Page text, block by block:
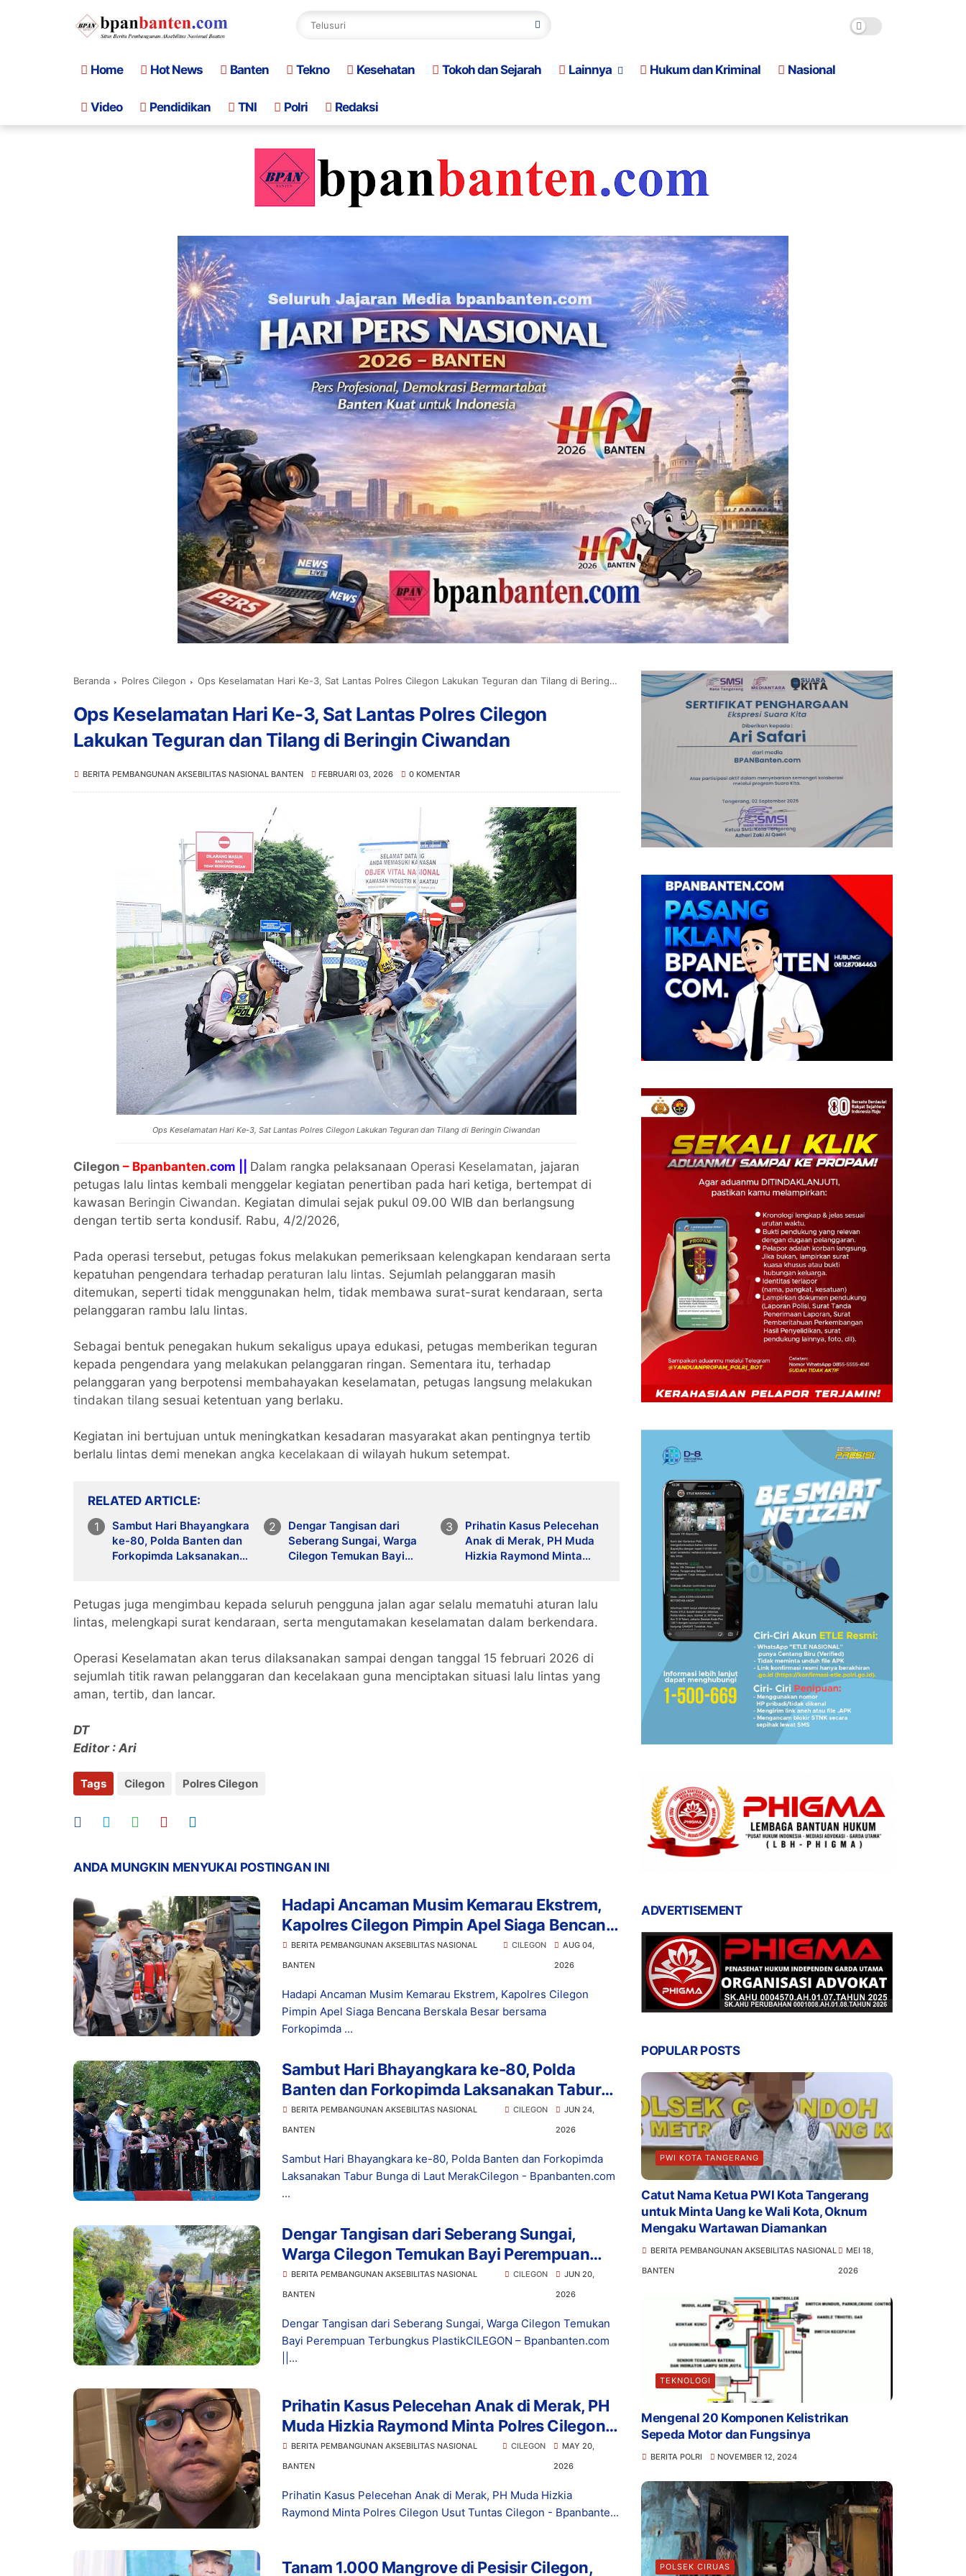
Home Hot News Banten Tekno Kesehatan Tokoh dan Sejarah Lainnya Hukum dan Kriminal Nasional
Video Pendidikan TNI Polri Redaksi
Beranda Polres Cilegon Ops Keselamatan Hari Ke-3, Sat Lantas Polres Cilegon Lakukan Teguran dan Tilang di Beringin Ciwandan
Ops Keselamatan Hari Ke-3, Sat Lantas Polres Cilegon
Lakukan Teguran dan Tilang di Beringin Ciwandan
BERITA PEMBANGUNAN AKSEBILITAS NASIONAL BANTEN FEBRUARI 03, 2026 0 KOMENTAR
Ops Keselamatan Hari Ke-3, Sat Lantas Polres Cilegon Lakukan Teguran dan Tilang di Beringin Ciwandan
Cilegon – Bpanbanten.com || Dalam rangka pelaksanaan Operasi Keselamatan, jajaran
petugas lalu lintas kembali menggelar kegiatan penertiban pada hari ketiga, bertempat di
kawasan Beringin Ciwandan. Kegiatan dimulai sejak pukul 09.00 WIB dan berlangsung
dengan tertib serta kondusif. Rabu, 4/2/2026,
Pada operasi tersebut, petugas fokus melakukan pemeriksaan kelengkapan kendaraan serta
kepatuhan pengendara terhadap peraturan lalu lintas. Sejumlah pelanggaran masih
ditemukan, seperti tidak menggunakan helm, tidak membawa surat-surat kendaraan, serta
pelanggaran rambu lalu lintas.
Sebagai bentuk penegakan hukum sekaligus upaya edukasi, petugas memberikan teguran
kepada pengendara yang melakukan pelanggaran ringan. Sementara itu, terhadap
pelanggaran yang berpotensi membahayakan keselamatan, petugas langsung melakukan
tindakan tilang sesuai ketentuan yang berlaku.
Kegiatan ini bertujuan untuk meningkatkan kesadaran masyarakat akan pentingnya tertib
berlalu lintas demi menekan angka kecelakaan di wilayah hukum setempat.
RELATED ARTICLE
Sambut Hari Bhayangkara
ke-80, Polda Banten dan
Forkopimda Laksanakan
Dengar Tangisan dari
Seberang Sungai, Warga
Cilegon Temukan Bayi
Prihatin Kasus Pelecehan
Anak di Merak, PH Muda
Hizkia Raymond Minta
Petugas juga mengimbau kepada seluruh pengguna jalan agar selalu mematuhi aturan lalu
lintas, melengkapi surat kendaraan, serta mengutamakan keselamatan dalam berkendara.
Operasi Keselamatan akan terus dilaksanakan sampai dengan tanggal 15 februari 2026 di
sejumlah titik rawan pelanggaran dan kecelakaan guna menciptakan situasi lalu lintas yang
aman, tertib, dan lancar.
DT
Editor : Ari
Tags Cilegon Polres Cilegon
ANDA MUNGKIN MENYUKAI POSTINGAN INI
Hadapi Ancaman Musim Kemarau Ekstrem,
Kapolres Cilegon Pimpin Apel Siaga Bencana
Berskala Besar bersama Forkopimda
BERITA PEMBANGUNAN AKSEBILITAS NASIONAL
BANTEN
CILEGON
AUG 04,
2026
Hadapi Ancaman Musim Kemarau Ekstrem, Kapolres Cilegon
Pimpin Apel Siaga Bencana Berskala Besar bersama
Forkopimda ...
Sambut Hari Bhayangkara ke-80, Polda
Banten dan Forkopimda Laksanakan Tabur
Bunga di Laut Merak
BERITA PEMBANGUNAN AKSEBILITAS NASIONAL
BANTEN
CILEGON
JUN 24,
2026
Sambut Hari Bhayangkara ke-80, Polda Banten dan Forkopimda
Laksanakan Tabur Bunga di Laut MerakCilegon - Bpanbanten.com
...
Dengar Tangisan dari Seberang Sungai,
Warga Cilegon Temukan Bayi Perempuan
Terbungkus Plastik
BERITA PEMBANGUNAN AKSEBILITAS NASIONAL
BANTEN
CILEGON
JUN 20,
2026
Dengar Tangisan dari Seberang Sungai, Warga Cilegon Temukan
Bayi Perempuan Terbungkus PlastikCILEGON – Bpanbanten.com
||...
Prihatin Kasus Pelecehan Anak di Merak, PH
Muda Hizkia Raymond Minta Polres Cilegon
Usut Tuntas
BERITA PEMBANGUNAN AKSEBILITAS NASIONAL
BANTEN
CILEGON
MAY 20,
2026
Prihatin Kasus Pelecehan Anak di Merak, PH Muda Hizkia
Raymond Minta Polres Cilegon Usut Tuntas Cilegon - Bpanbante...
Tanam 1.000 Mangrove di Pesisir Cilegon,
ADVERTISEMENT
POPULAR POSTS
PWI KOTA TANGERANG
Catut Nama Ketua PWI Kota Tangerang
untuk Minta Uang ke Wali Kota, Oknum
Mengaku Wartawan Diamankan
BERITA PEMBANGUNAN AKSEBILITAS NASIONAL
BANTEN
MEI 18,
2026
TEKNOLOGI
Mengenal 20 Komponen Kelistrikan
Sepeda Motor dan Fungsinya
BERITA POLRI NOVEMBER 12, 2024
POLSEK CIRUAS